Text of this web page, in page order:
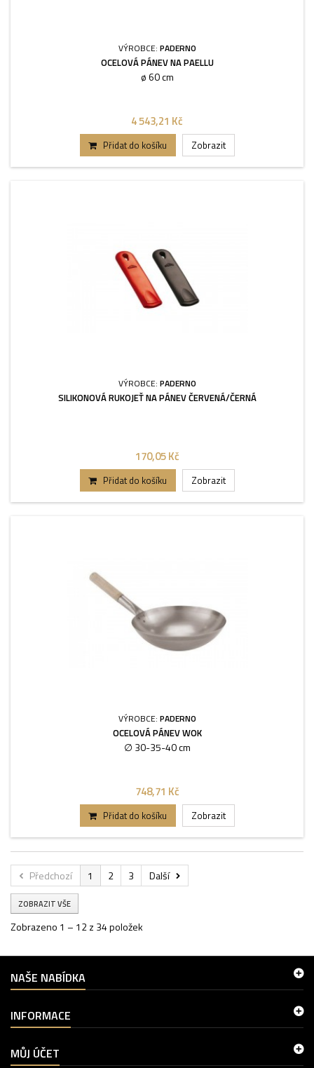
VÝROBCE: PADERNO
OCELOVÁ PÁNEV NA PAELLU
ø 60 cm
4 543,21 Kč
Přidat do košíku Zobrazit
VÝROBCE: PADERNO
SILIKONOVÁ RUKOJEŤ NA PÁNEV ČERVENÁ/ČERNÁ
170,05 Kč
Přidat do košíku Zobrazit
VÝROBCE: PADERNO
OCELOVÁ PÁNEV WOK
∅ 30-35-40 cm
748,71 Kč
Přidat do košíku Zobrazit
Předchozí 1 2 3 Další
ZOBRAZIT VŠE
Zobrazeno 1 – 12 z 34 položek
NAŠE NABÍDKA
INFORMACE
MŮJ ÚČET